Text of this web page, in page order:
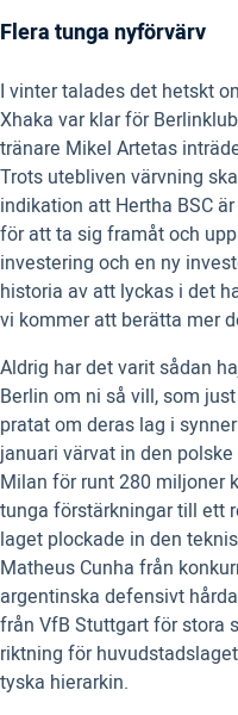
Flera tunga nyförvärv
I vinter talades det hetskt
Xhaka var klar för
tränare Mikel Artetas
Trots utebliven värvning
indikation att Hertha BSC
för att ta sig framåt och
investering och en ny
historia av att lyckas i det
vi kommer att berätta mer
Aldrig har det varit sådan
Berlin om ni så vill, som
pratat om deras lag i
januari värvat in den
Milan för runt 280 miljoner
tunga förstärkningar till ett
laget plockade in den
Matheus Cunha från
argentinska defensivt
från VfB Stuttgart för stora
riktning för
tyska hierarkin.